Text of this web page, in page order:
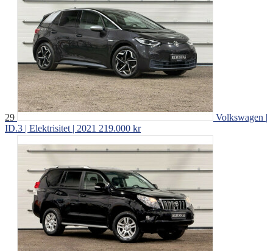
29
Volkswagen |
ID.3 | Elektrisitet | 2021 219.000 kr